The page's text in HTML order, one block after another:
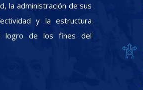
la administración de sus
y la estructura
logro de los fines del